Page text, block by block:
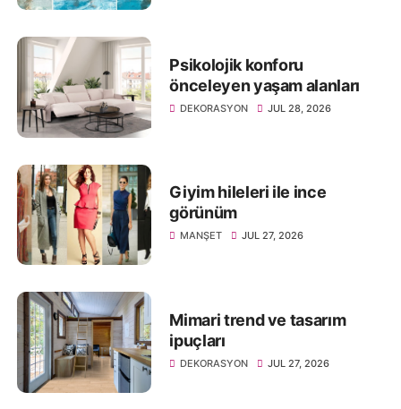
Psikolojik konforu
önceleyen yaşam alanları
DEKORASYON JUL 28, 2026
Giyim hileleri ile ince
görünüm
MANŞET JUL 27, 2026
Mimari trend ve tasarım
ipuçları
DEKORASYON JUL 27, 2026